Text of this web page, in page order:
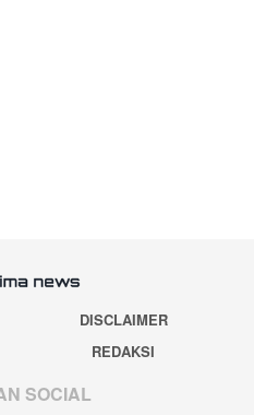
DISCLAIMER
REDAKSI
SOCIAL